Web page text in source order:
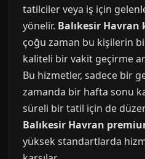
tatilciler veya iş için
yönelir. Balıkesir
çoğu zaman bu kişilerin
kaliteli bir vakit geçirme
Bu hizmetler, sadece bir
zamanda bir hafta sonu
süreli bir tatil için de
Balıkesir Havran
yüksek standartlarda